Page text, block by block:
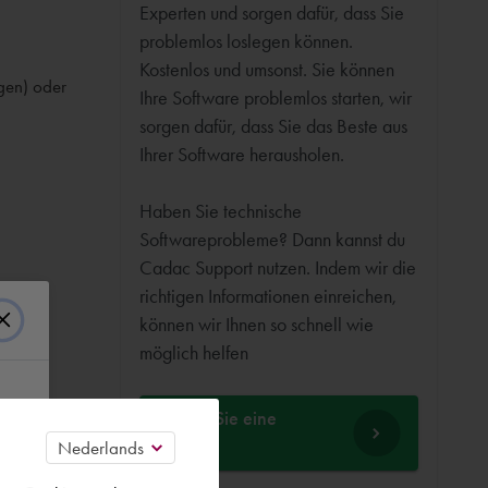
oder
Experten und sorgen dafür, dass Sie
problemlos loslegen können.
Kostenlos und umsonst. Sie können
Ihre Software problemlos starten, wir
sorgen dafür, dass Sie das Beste aus
Ihrer Software herausholen.
Haben Sie technische
Softwareprobleme? Dann kannst du
Cadac Support nutzen. Indem wir die
richtigen Informationen einreichen,
können wir Ihnen so schnell wie
möglich helfen
Stellen Sie eine
Frage